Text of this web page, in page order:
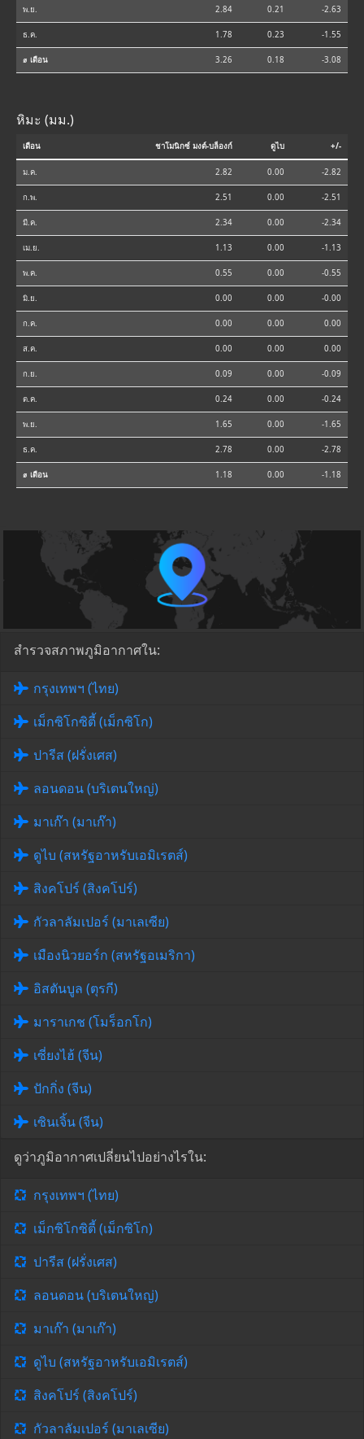
พ.ย. 2.84 0.21 -2.63
ธ.ค. 1.78 0.23 -1.55
⌀ เดือน 3.26 0.18 -3.08
หิมะ (มม.)
เดือน ชาโมนิกซ์ มงต์-บล็องก์ ดูไบ +/-
ม.ค. 2.82 0.00 -2.82
ก.พ. 2.51 0.00 -2.51
มี.ค. 2.34 0.00 -2.34
เม.ย. 1.13 0.00 -1.13
พ.ค. 0.55 0.00 -0.55
มิ.ย. 0.00 0.00 -0.00
ก.ค. 0.00 0.00 0.00
ส.ค. 0.00 0.00 0.00
ก.ย. 0.09 0.00 -0.09
ต.ค. 0.24 0.00 -0.24
พ.ย. 1.65 0.00 -1.65
ธ.ค. 2.78 0.00 -2.78
⌀ เดือน 1.18 0.00 -1.18
สำรวจสภาพภูมิอากาศใน:
กรุงเทพฯ (ไทย)
เม็กซิโกซิตี้ (เม็กซิโก)
ปารีส (ฝรั่งเศส)
ลอนดอน (บริเตนใหญ่)
มาเก๊า (มาเก๊า)
ดูไบ (สหรัฐอาหรับเอมิเรตส์)
สิงคโปร์ (สิงคโปร์)
กัวลาลัมเปอร์ (มาเลเซีย)
เมืองนิวยอร์ก (สหรัฐอเมริกา)
อิสตันบูล (ตุรกี)
มาราเกช (โมร็อกโก)
เซี่ยงไฮ้ (จีน)
ปักกิ่ง (จีน)
เซินเจิ้น (จีน)
ดูว่าภูมิอากาศเปลี่ยนไปอย่างไรใน:
กรุงเทพฯ (ไทย)
เม็กซิโกซิตี้ (เม็กซิโก)
ปารีส (ฝรั่งเศส)
ลอนดอน (บริเตนใหญ่)
มาเก๊า (มาเก๊า)
ดูไบ (สหรัฐอาหรับเอมิเรตส์)
สิงคโปร์ (สิงคโปร์)
กัวลาลัมเปอร์ (มาเลเซีย)